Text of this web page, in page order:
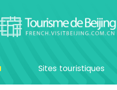
Sites touristiques